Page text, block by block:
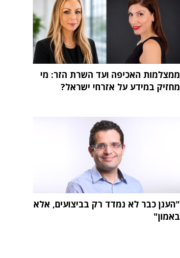
ממצלמות האכיפה ועד השרת הזר: מי
מחזיק במידע על אזרחי ישראל?
"הענן כבר לא נמדד רק בביצועים, אלא
באמון"